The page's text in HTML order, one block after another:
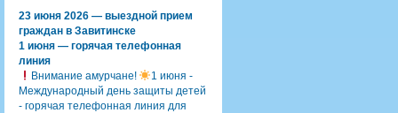
23 июня 2026 — выездной прием
граждан в Завитинске
1 июня — горячая телефонная
линия
Внимание амурчане!
1 июня -
Международный день защиты детей
- горячая телефонная линия для